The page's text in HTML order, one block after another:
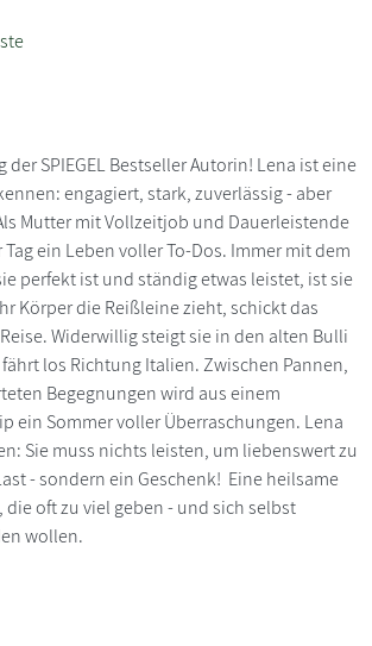
der SPIEGEL Bestseller Autorin! Lena ist eine
engagiert, stark, zuverlässig - aber
Mutter mit Vollzeitjob und Dauerleistende
ein Leben voller To-Dos. Immer mit dem
perfekt ist und ständig etwas leistet, ist sie
Körper die Reißleine zieht, schickt das
Widerwillig steigt sie in den alten Bulli
los Richtung Italien. Zwischen Pannen,
Begegnungen wird aus einem
ein Sommer voller Überraschungen. Lena
Sie muss nichts leisten, um liebenswert zu
- sondern ein Geschenk! Eine heilsame
die oft zu viel geben - und sich selbst
wollen.